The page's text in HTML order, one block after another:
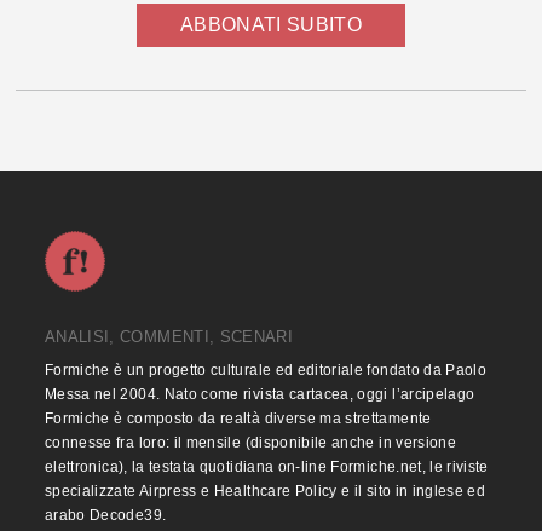
ABBONATI SUBITO
ANALISI, COMMENTI, SCENARI
Formiche è un progetto culturale ed editoriale fondato da Paolo
Messa nel 2004. Nato come rivista cartacea, oggi l’arcipelago
Formiche è composto da realtà diverse ma strettamente
connesse fra loro: il mensile (disponibile anche in versione
elettronica), la testata quotidiana on-line Formiche.net, le riviste
specializzate Airpress e Healthcare Policy e il sito in inglese ed
arabo Decode39.